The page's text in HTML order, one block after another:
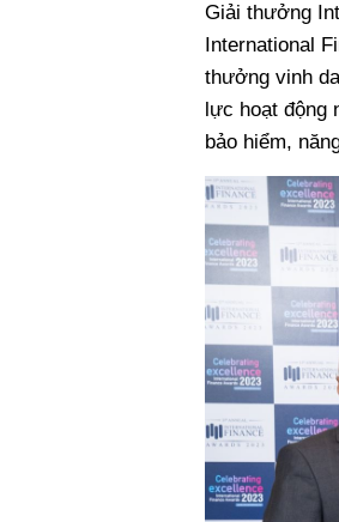
Giải thưởng
International
thưởng vinh
lực hoạt động
bảo hiểm,